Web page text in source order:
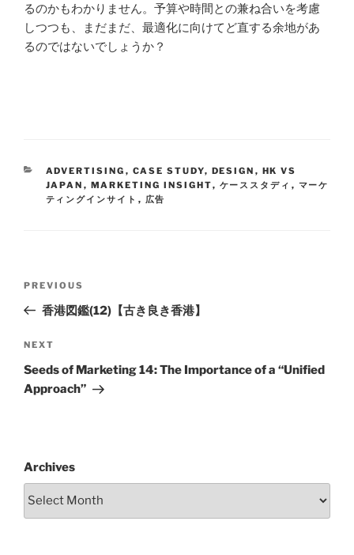
るのかもわかりません。予算や時間との兼ね合いを考慮
しつつも、まだまだ、最適化に向けてど直する余地があ
るのではないでしょうか？
ADVERTISING , CASE STUDY, DESIGN , HK VS
JAPAN , MARKETING INSIGHT, ケーススタディ , マーケ
ティングインサイト , 広告
PREVIOUS
香港図鑑(12)【古き良き香港】
NEXT
Seeds of Marketing 14: The Importance of a “Unified
Approach”
Archives